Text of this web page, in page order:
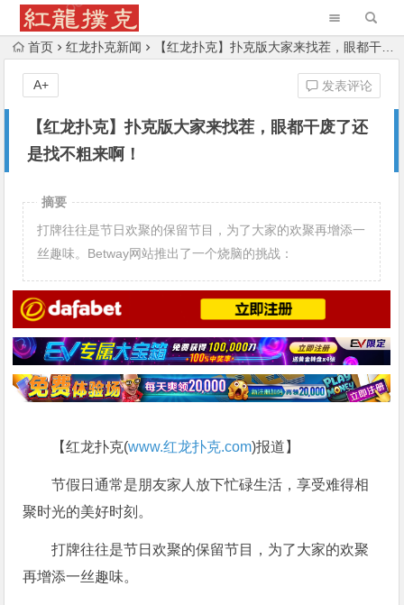
首页 红龙扑克新闻 【红龙扑克】扑克版大家来找茬，眼都干废了还是找不粗来啊！
【红龙扑克】扑克版大家来找茬，眼都干废了还
是找不粗来啊！
发表评论
A+
摘要
打牌往往是节日欢聚的保留节目，为了大家的欢聚再增添一
丝趣味。Betway网站推出了一个烧脑的挑战：
【红龙扑克(www.红龙扑克.com)报道】
节假日通常是朋友家人放下忙碌生活，享受难得相
聚时光的美好时刻。
打牌往往是节日欢聚的保留节目，为了大家的欢聚
再增添一丝趣味。